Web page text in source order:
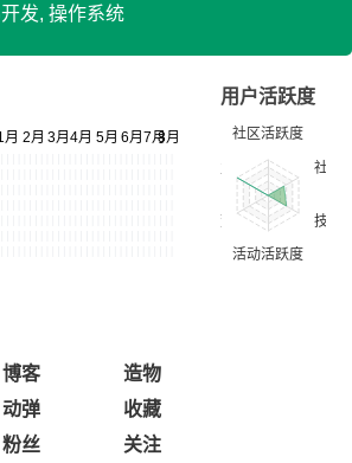
发, 操作系统
用户活跃度
博客
造物
动弹
收藏
粉丝 关注